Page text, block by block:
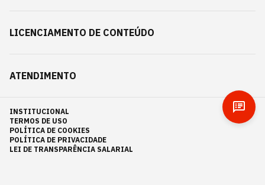
LICENCIAMENTO DE CONTEÚDO
ATENDIMENTO
INSTITUCIONAL
TERMOS DE USO
POLÍTICA DE COOKIES
POLÍTICA DE PRIVACIDADE
LEI DE TRANSPARÊNCIA SALARIAL